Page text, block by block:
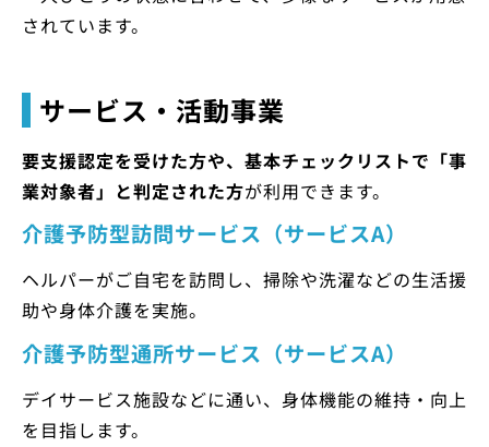
されています。
サービス・活動事業
要支援認定を受けた方や、基本チェックリストで「事
業対象者」と判定された方が利用できます。
介護予防型訪問サービス（サービスA）
ヘルパーがご自宅を訪問し、掃除や洗濯などの生活援
助や身体介護を実施。
介護予防型通所サービス（サービスA）
デイサービス施設などに通い、身体機能の維持・向上
を目指します。